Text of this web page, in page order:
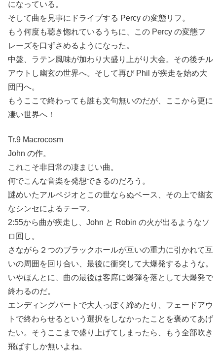
になっている。
そして曲を見事にドライブする Percy の変態リフ。
もう何度も聴き惚れているうちに、この Percy の変態フ
レーズを口ずさめるようになった。
中盤、ラテン風味が加わり大盛り上がり大会。その後チル
アウトし幽玄の世界へ。そして再び Phil が疾走を始め大
団円へ。
もうここで終わっても誰も文句無いのだが、ここから更に
凄い世界へ！
Tr.9 Macrocosm
John の作。
これこそ非日常の凄まじい曲。
何でこんな音楽を発想できるのだろう。
謎めいたアルペジオとこの世ならぬベース、その上で幽玄
なシンセによるテーマ。
2:55から曲が疾走し、John と Robin の火が出るようなソ
ロ回し。
さながら２つのブラックホールが互いの重力に引かれて互
いの周囲を回り合い、最後に衝突して大爆発するような。
いやほんとに、曲の最後は客席に爆弾を落として大爆発で
終わるのだ。
エンディングパートで大人っぽく締めたり、フェードアウ
トで終わらせるという選択をしなかったことを褒めてあげ
たい。そうここまで盛り上げてしまったら、もう全部吹き
飛ばすしか無いよね。